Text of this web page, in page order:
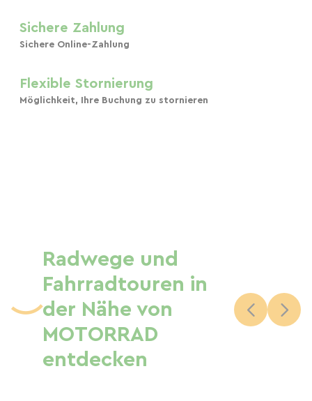
Sichere Zahlung
Sichere Online-Zahlung
Flexible Stornierung
Möglichkeit, Ihre Buchung zu stornieren
Radwege und
Fahrradtouren in
der Nähe von
MOTORRAD
entdecken